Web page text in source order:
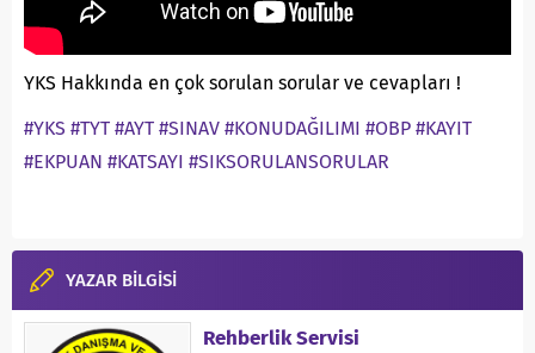
YKS Hakkında en çok sorulan sorular ve cevapları !
#YKS #TYT #AYT #SINAV #KONUDAĞILIMI #OBP #KAYIT
#EKPUAN #KATSAYI #SIKSORULANSORULAR
YAZAR BİLGİSİ
Rehberlik Servisi